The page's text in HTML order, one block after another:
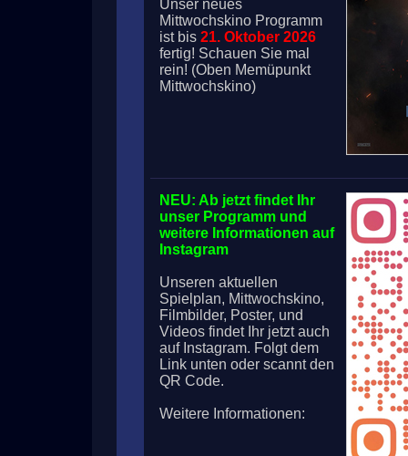
Unser neues
Mittwochskino Programm
ist bis 21. Oktober 2026
fertig! Schauen Sie mal
rein! (Oben Memüpunkt
Mittwochskino)
NEU: Ab jetzt findet Ihr
unser Programm und
weitere Informationen auf
Instagram
Unseren aktuellen
Spielplan, Mittwochskino,
Filmbilder, Poster, und
Videos findet Ihr jetzt auch
auf Instagram. Folgt dem
Link unten oder scannt den
QR Code.
Weitere Informationen: